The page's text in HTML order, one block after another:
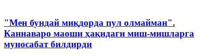
"Мен бундай миқдорда пул олмайман".
Каннаваро маоши ҳақидаги миш-мишларга
муносабат билдирди